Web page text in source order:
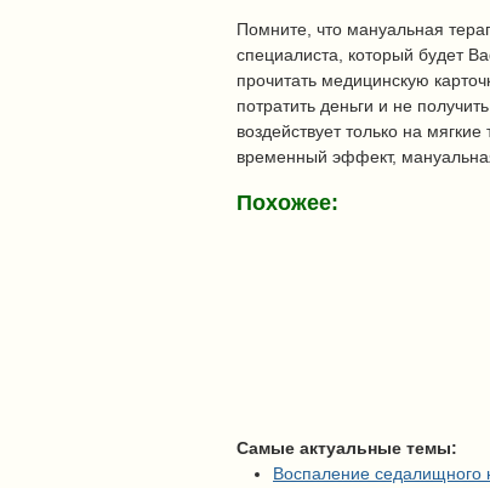
Помните, что мануальная
специалиста, который будет
прочитать медицинскую
потратить деньги и не
воздействует только на
временный эффект,
Похожее:
Самые актуальные темы:
Воспаление седалищного